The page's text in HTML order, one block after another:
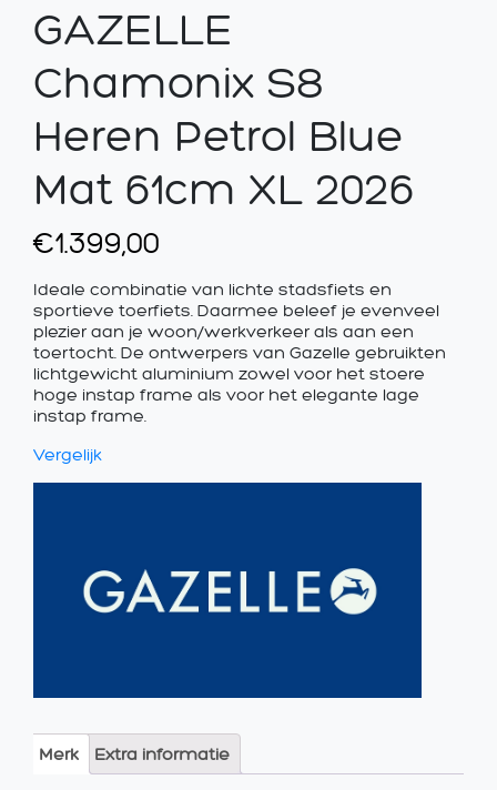
GAZELLE
Chamonix S8
Heren Petrol Blue
Mat 61cm XL 2026
€1.399,00
Ideale combinatie van lichte stadsfiets en
sportieve toerfiets. Daarmee beleef je evenveel
plezier aan je woon/werkverkeer als aan een
toertocht. De ontwerpers van Gazelle gebruikten
lichtgewicht aluminium zowel voor het stoere
hoge instap frame als voor het elegante lage
instap frame.
Vergelijk
Merk Extra informatie